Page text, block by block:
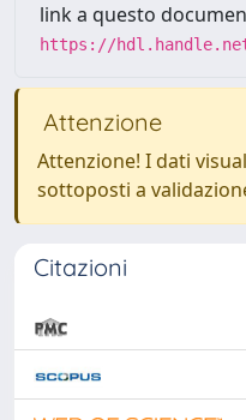
link a questo
https://
Attenzione
Attenzione! I dati
sottoposti a
Citazioni